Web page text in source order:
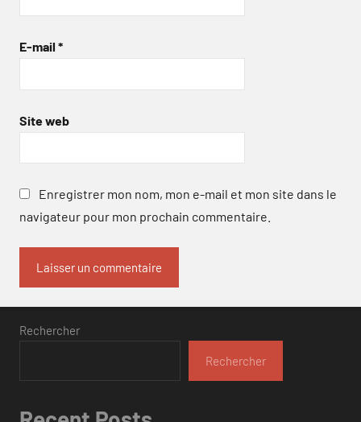
E-mail *
Site web
Enregistrer mon nom, mon e-mail et mon site dans le
navigateur pour mon prochain commentaire.
Rechercher
Rechercher